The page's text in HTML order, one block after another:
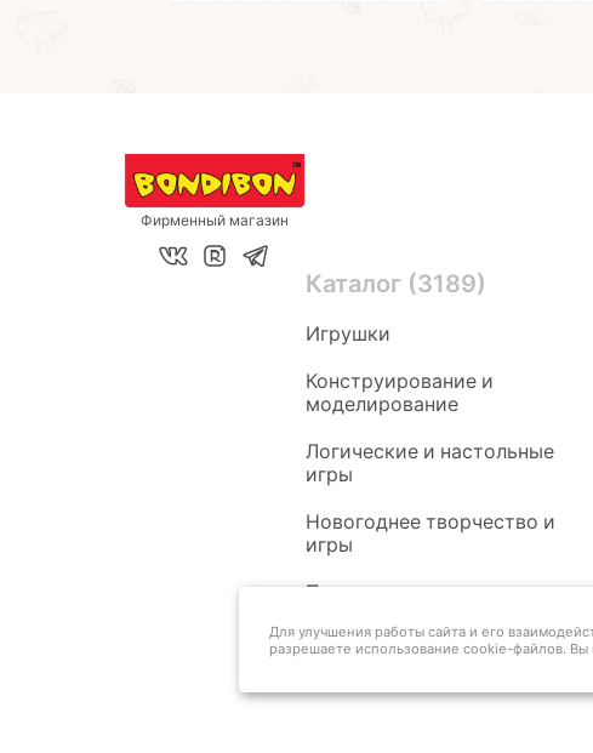
Фирменный магазин
Каталог (3189)
Игрушки
Конструирование и
моделирование
Логические и настольные
игры
Новогоднее творчество и
игры
Педагогам
Для улучшения работы сайта и его
разрешаете использование cookie-файлов.